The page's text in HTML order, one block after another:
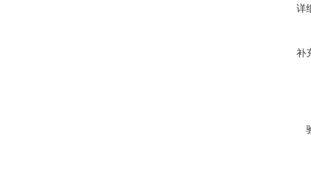
详
补